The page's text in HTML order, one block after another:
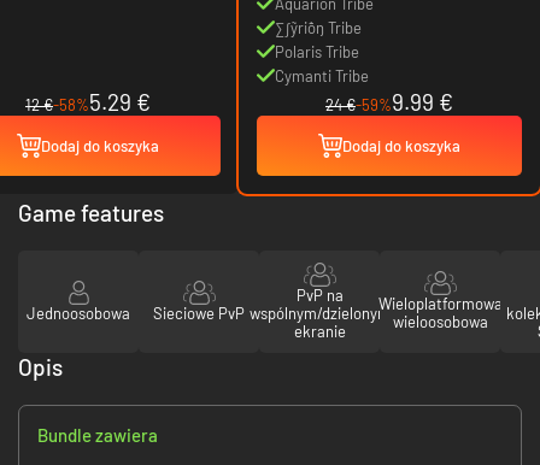
12 €-58%5.29 €
Dodaj do koszyka
∑∫ỹriȱŋ Tribe
Polaris Tribe
Cymanti Tribe
24 €-59%9.99 €
Dodaj do koszyka
Game features
Jednoosobowa Sieciowe PvP
PvP na
wspólnym/dzielonym
ekranie
Wieloplatformowa
wieloosobowa
Opis
Bundle zawiera